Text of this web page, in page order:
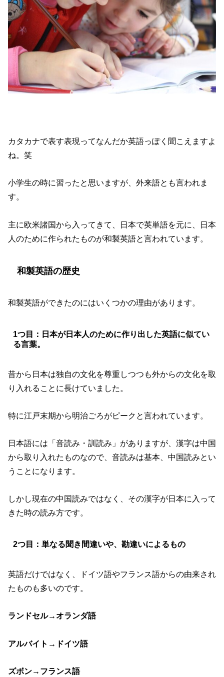
カタカナで表す表現ってなんだか英語っぽく聞こえますよ
ね。笑
小学生の時に習ったと思いますが、 外来語とも言われま
す。
主に欧米諸国から入ってきて、日本で英単語を元に、日本
人のために作られたものが和製英語と言われています。
和製英語の歴史
和製英語ができたのにはいくつかの理由があります。
1つ目：日本が日本人のために作り出した英語に似てい
る言葉。
昔から日本は独自の文化を尊重しつつも外からの文化を取
り入れることに長けていました。
特に江戸末期から明治ごろがピークと言われています。
日本語には「音読み・訓読み」がありますが、 漢字は中国
から取り入れたものなので、音読みは基本、中国読みとい
うことになります。
しかし現在の中国読みではなく、その漢字が日本に入って
きた時の読み方です。
2つ目：単なる聞き間違いや、勘違いによるもの
英語だけではなく、ドイツ語やフランス語からの由来され
たものも多いのです。
ランドセル→オランダ語
アルバイト → ドイツ語
ズボン→ フランス語